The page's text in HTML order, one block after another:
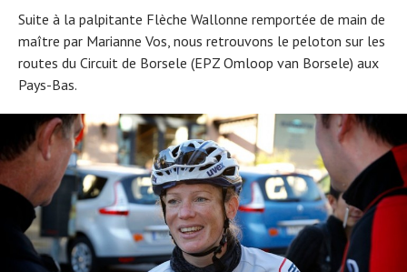
Suite à la palpitante Flèche Wallonne remportée de main de
maître par Marianne Vos, nous retrouvons le peloton sur les
routes du Circuit de Borsele (EPZ Omloop van Borsele) aux
Pays-Bas.